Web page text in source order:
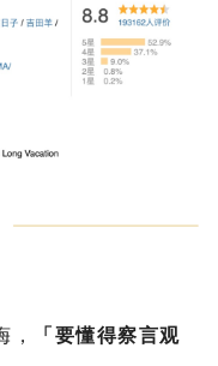
， 「要懂得察言观